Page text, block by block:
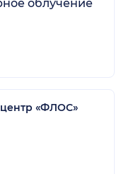
облучение
«ФЛОС»